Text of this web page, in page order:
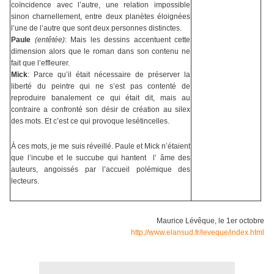
coïncidence avec l’autre, une relation impossible
sinon charnellement, entre deux planètes éloignées
l’une de l’autre que sont deux personnes distinctes.
Paule (entêtée): Mais les dessins accentuent cette
dimension alors que le roman dans son contenu ne
fait que l’effleurer.
Mick: Parce qu’il était nécessaire de préserver la
liberté du peintre qui ne s’est pas contenté de
reproduire banalement ce qui était dit, mais au
contraire a confronté son désir de création au silex
des mots. Et c’est ce qui provoque lesétincelles.
À ces mots, je me suis réveillé. Paule et Mick n’étaient
que l’incube et le succube qui hantent l’ âme des
auteurs, angoissés par l’accueil polémique des
lecteurs.
Maurice Lévêque, le 1er octobre
http://www.elansud.fr/leveque/index.html